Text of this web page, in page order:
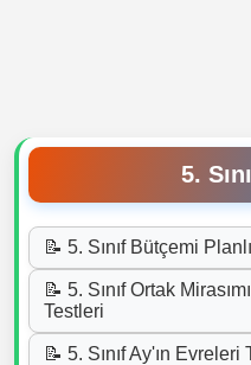
5.
📝 5. Sınıf Bütçemi
📝 5. Sınıf Ortak
Testleri
📝 5. Sınıf Ay'ın Evreleri